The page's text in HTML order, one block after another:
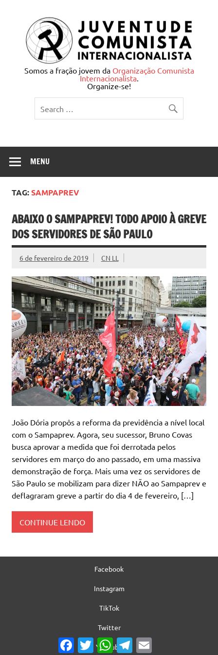
Juventude Comunista
Internacionalista
Somos a fração jovem da Organização Comunista
Internacionalista.
Organize-se!
MENU
TAG:SAMPAPREV
ABAIXO O SAMPAPREV! TODO APOIO À GREVE
DOS SERVIDORES DE SÃO PAULO
6 de fevereiro de 2019 CN LL
João Dória propôs a reforma da previdência a nível local
com o Sampaprev. Agora, seu sucessor, Bruno Covas
busca aprovar a medida que foi derrotada pelos
servidores em março do ano passado, em uma massiva
demonstração de força. Mais uma vez os servidores de
São Paulo se mobilizam para dizer NÃO ao Sampaprev e
deflagraram greve a partir do dia 4 de fevereiro, […]
CONTINUE LENDO
Facebook
Instagram
TikTok
Twitter
YouTube
FacebookTwitterWhatsAppTelegram